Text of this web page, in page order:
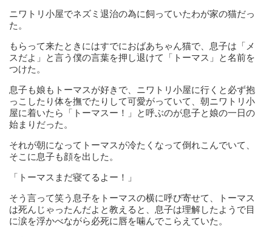
ニワトリ小屋でネズミ退治の為に飼っていたわが家の猫だっ
た。
もらって来たときにはすでにおばあちゃん猫で、息子は「メ
スだよ」と言う僕の言葉を押し退けて「トーマス」と名前を
つけた。
息子も娘もトーマスが好きで、ニワトリ小屋に行くと必ず抱
っこしたり体を撫でたりして可愛がっていて、朝ニワトリ小
屋に着いたら「トーマスー！」と呼ぶのが息子と娘の一日の
始まりだった。
それが朝になってトーマスが冷たくなって倒れこんでいて、
そこに息子も顔を出した。
「トーマスまだ寝てるよー！」
そう言って笑う息子をトーマスの横に呼び寄せて、トーマス
は死んじゃったんだよと教えると、息子は理解したようで目
に涙を浮かべながら必死に唇を噛んでこらえていた。